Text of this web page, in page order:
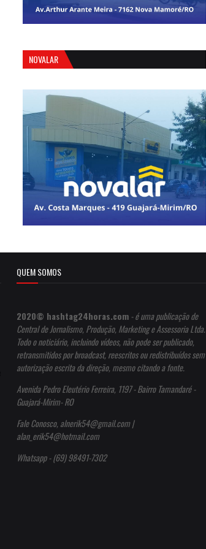
NOVALAR
QUEM SOMOS
2020© hashtag24horas.com - é uma publicação de
Central de Jornalismo, Produção, Marketing e Assessoria Ltda.
Todo o noticiário, incluindo vídeos, não pode ser publicado,
retransmitidos por broadcast, reescritos ou redistribuídos sem
autorização escrita da direção, mesmo citando a fonte.
Avenida Pedro Eleutério Ferreira, 1197 - Bairro Tamandaré -
Guajará-Mirim- RO
Fale Conosco, alnerik54@gmail.com |
alan_erik54@hotmail.com
Whatsapp - (69) 98491-7302